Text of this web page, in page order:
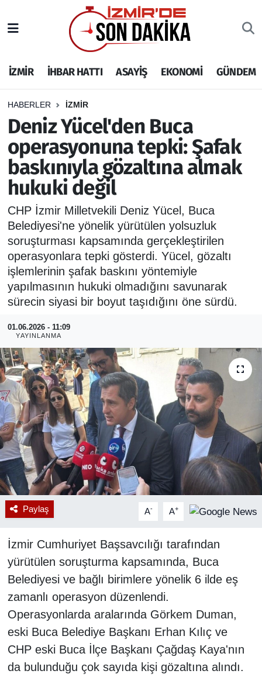
İZMİR İHBAR HATTI ASAYİŞ EKONOMİ GÜNDEM
HABERLER İZMİR
Deniz Yücel'den Buca
operasyonuna tepki: Şafak
baskınıyla gözaltına almak
hukuki değil
CHP İzmir Milletvekili Deniz Yücel, Buca
Belediyesi'ne yönelik yürütülen yolsuzluk
soruşturması kapsamında gerçekleştirilen
operasyonlara tepki gösterdi. Yücel, gözaltı
işlemlerinin şafak baskını yöntemiyle
yapılmasının hukuki olmadığını savunarak
sürecin siyasi bir boyut taşıdığını öne sürdü.
01.06.2026 - 11:09
YAYINLANMA
Paylaş A- A+
İzmir Cumhuriyet Başsavcılığı tarafından
yürütülen soruşturma kapsamında, Buca
Belediyesi ve bağlı birimlere yönelik 6 ilde eş
zamanlı operasyon düzenlendi.
Operasyonlarda aralarında Görkem Duman,
eski Buca Belediye Başkanı Erhan Kılıç ve
CHP eski Buca İlçe Başkanı Çağdaş Kaya'nın
da bulunduğu çok sayıda kişi gözaltına alındı.
İHBAR HATTI
DEPREM
GENEL
EKONOMİ
SİYASET
SPOR
ASAYİŞ
RESMİ REKLAM
İzmir Nöbetçi Eczaneler
İzmir Hava Durumu
İzmir Namaz Vakitleri
İzmir Trafik Yoğunluk Haritası
Puan Durumu ve Fikstür
Tüm Manşetler
Son Dakika Haberleri
Haber Arşivi